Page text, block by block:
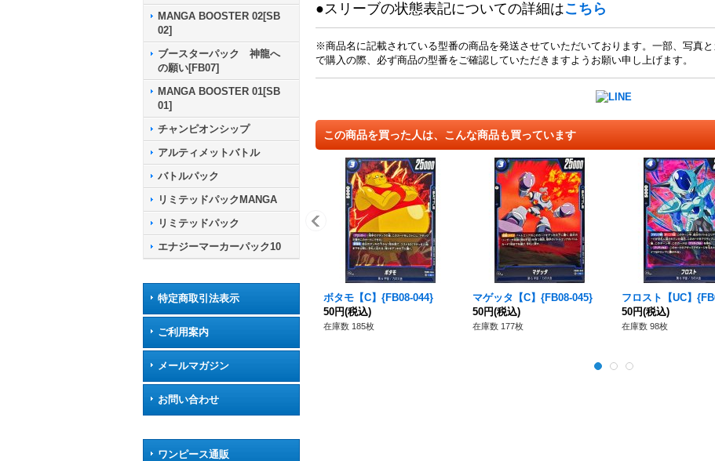
MANGA BOOSTER 02[SB
02]
ブースターパック 神龍へ
の願い[FB07]
MANGA BOOSTER 01[SB
01]
チャンピオンシップ
アルティメットバトル
バトルパック
リミテッドパックMANGA
リミテッドパック
エナジーマーカーパック10
特定商取引法表示
ご利用案内
メールマガジン
お問い合わせ
ワンピース通販
●スリーブの状態表記についての詳細はこちら
※商品名に記載されている型番の商品を発送させていただいております。一部、写真
で購入の際、必ず商品の型番をご確認していただきますようお願い申し上げます。
この商品を買った人は、こんな商品も買っています
ボタモ【C】{FB08-044}
50円(税込)
在庫数 185枚
マゲッタ【C】{FB08-045}
50円(税込)
在庫数 177枚
フロスト【UC】
50円(税込)
在庫数 98枚